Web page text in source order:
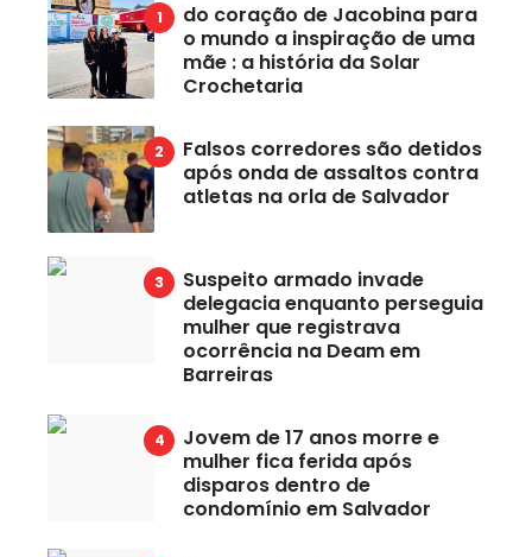
do coração de Jacobina para
o mundo a inspiração de uma
mãe : a história da Solar
Crochetaria
Falsos corredores são detidos
após onda de assaltos contra
atletas na orla de Salvador
Suspeito armado invade
delegacia enquanto perseguia
mulher que registrava
ocorrência na Deam em
Barreiras
Jovem de 17 anos morre e
mulher fica ferida após
disparos dentro de
condomínio em Salvador